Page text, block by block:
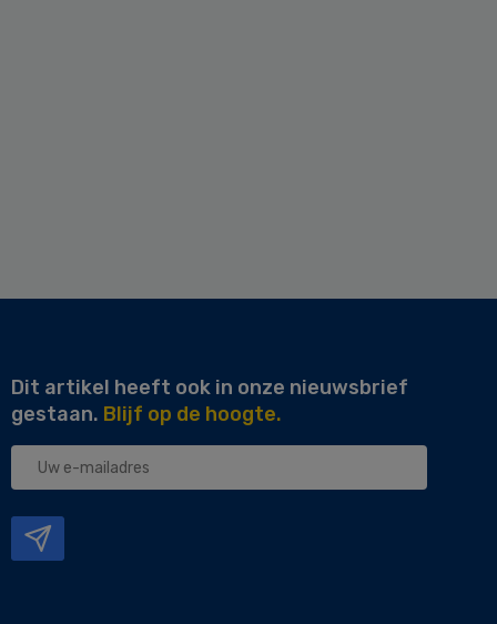
Dit artikel heeft ook in onze nieuwsbrief
gestaan. Blijf op de hoogte.
Uw